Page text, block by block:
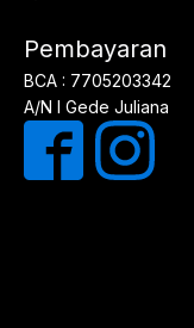
Pembayaran
BCA : 7705203342
A/N I Gede Juliana